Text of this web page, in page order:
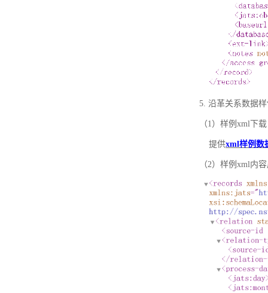
5. 沿革关系数据
（1）样例xml下载
提供xml样例数
（2）样例xml内